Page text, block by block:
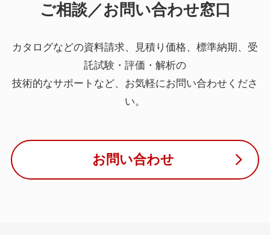
ご相談／お問い合わせ窓口
カタログなどの資料請求、見積り価格、標準納期、受
託試験・評価・解析の
技術的なサポートなど、お気軽にお問い合わせくださ
い。
お問い合わせ